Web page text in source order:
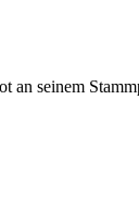
an seinem